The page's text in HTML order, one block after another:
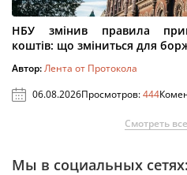
НБУ змінив правила
коштів: що зміниться для
Автор:Лента от Протокола
06.08.2026Просмотров:444
Смотреть
Мы в социальных сетях: